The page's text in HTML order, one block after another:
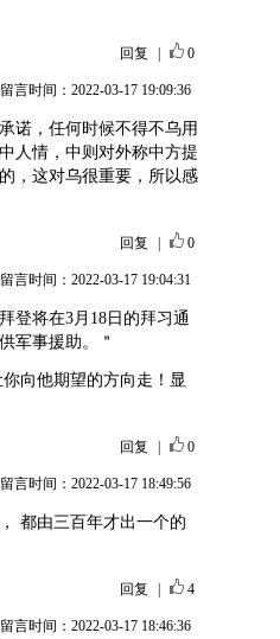
回复 0
留言时间：2022-03-17 19:09:36
诺，任何时候不得不乌用
人情，中则对外称中方提
，这对乌很重要，所以感
回复 0
留言时间：2022-03-17 19:04:31
登将在3月18日的拜习通
军事援助。＂
向他期望的方向走！显
回复 0
留言时间：2022-03-17 18:49:56
都由三百年才出一个的
回复 4
留言时间：2022-03-17 18:46:36